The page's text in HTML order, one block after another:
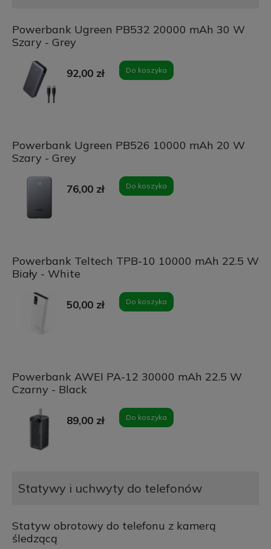
Powerbank Ugreen PB532 20000 mAh 30 W
Szary - Grey
92,00 zł Do koszyka
Powerbank Ugreen PB526 10000 mAh 20 W
Szary - Grey
76,00 zł Do koszyka
Powerbank Teltech TPB-10 10000 mAh 22.5 W
Biały - White
50,00 zł Do koszyka
Powerbank AWEI PA-12 30000 mAh 22.5 W
Czarny - Black
89,00 zł Do koszyka
Statywy i uchwyty do telefonów
Statyw obrotowy do telefonu z kamerą
śledzącą